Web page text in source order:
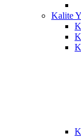
Kalite